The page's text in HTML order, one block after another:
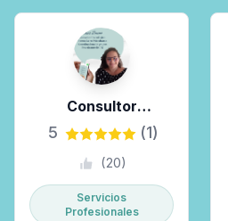
Consultor
Psicológico
Humano)
5 (1)
(20)
Servicios
Profesionales